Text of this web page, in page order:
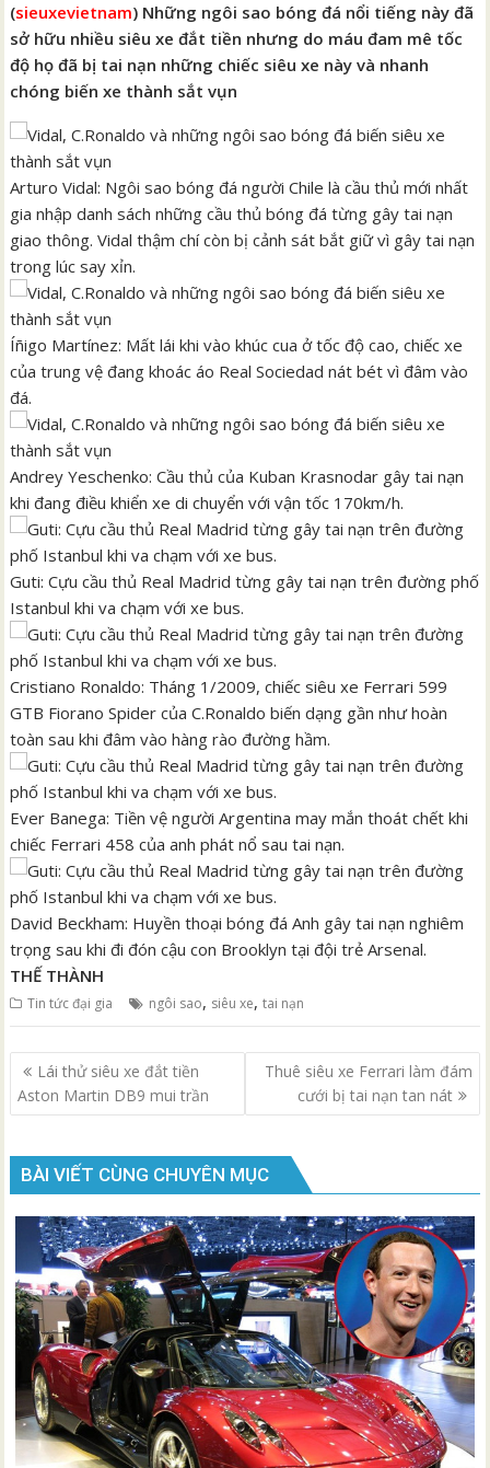
(sieuxevietnam) Những ngôi sao bóng đá nổi tiếng này đã
sở hữu nhiều siêu xe đắt tiền nhưng do máu đam mê tốc
độ họ đã bị tai nạn những chiếc siêu xe này và nhanh
chóng biến xe thành sắt vụn
Arturo Vidal: Ngôi sao bóng đá người Chile là cầu thủ mới nhất
gia nhập danh sách những cầu thủ bóng đá từng gây tai nạn
giao thông. Vidal thậm chí còn bị cảnh sát bắt giữ vì gây tai nạn
trong lúc say xỉn.
Íñigo Martínez: Mất lái khi vào khúc cua ở tốc độ cao, chiếc xe
của trung vệ đang khoác áo Real Sociedad nát bét vì đâm vào
đá.
Andrey Yeschenko: Cầu thủ của Kuban Krasnodar gây tai nạn
khi đang điều khiển xe di chuyển với vận tốc 170km/h.
Guti: Cựu cầu thủ Real Madrid từng gây tai nạn trên đường phố
Istanbul khi va chạm với xe bus.
Cristiano Ronaldo: Tháng 1/2009, chiếc siêu xe Ferrari 599
GTB Fiorano Spider của C.Ronaldo biến dạng gần như hoàn
toàn sau khi đâm vào hàng rào đường hầm.
Ever Banega: Tiền vệ người Argentina may mắn thoát chết khi
chiếc Ferrari 458 của anh phát nổ sau tai nạn.
David Beckham: Huyền thoại bóng đá Anh gây tai nạn nghiêm
trọng sau khi đi đón cậu con Brooklyn tại đội trẻ Arsenal.
THẾ THÀNH
Tin tức đại gia ngôi sao, siêu xe,tai nạn
Điều
hướng
bài
viết
Lái thử siêu xe đắt tiền
Aston Martin DB9 mui trần
Thuê siêu xe Ferrari làm đám
cưới bị tai nạn tan nát
BÀI VIẾT CÙNG CHUYÊN MỤC